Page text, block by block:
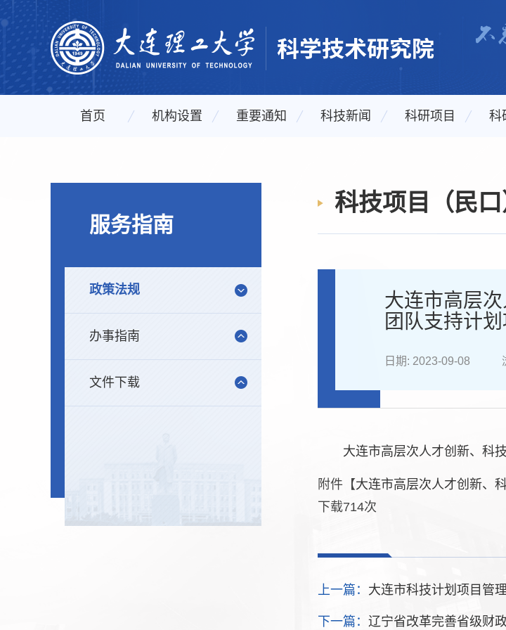
首页 机构设置 重要通知 科技新闻 科研项目 科
服务指南
政策法规
办事指南
文件下载
科技项目（民口
大连市高层
团队支持计
日期: 2023-09-08
大连市高层次人才创新、科
附件【大连市高层次人才创新、
下载714次
上一篇： 大连市科技计划项目管
下一篇： 辽宁省改革完善省级财